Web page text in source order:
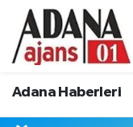
Adana Haberleri
Adana
Adana